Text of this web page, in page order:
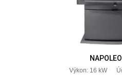
Výkon: 16 kW